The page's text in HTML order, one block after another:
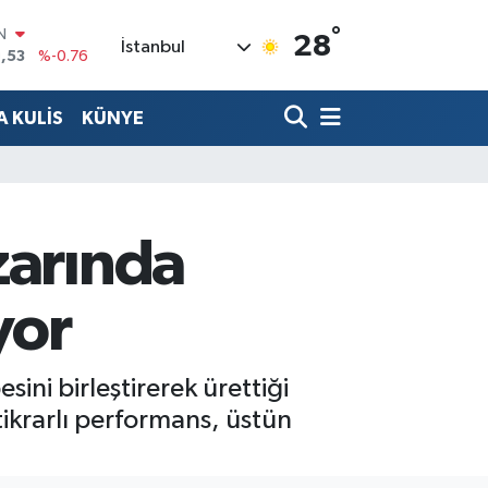
%0.17
%0.01
%0.02
İstanbul 28°
KULİS KÜNYE
birleştirerek ürettiği
performans, üstün